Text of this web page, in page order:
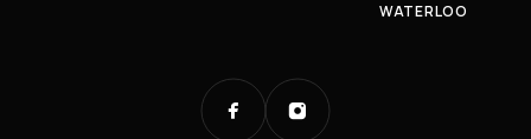
WATERLOO